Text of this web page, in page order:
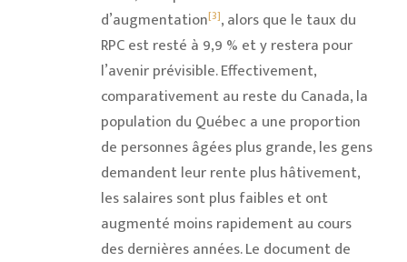
d’augmentation[3], alors que le taux du
RPC est resté à 9,9 % et y restera pour
l’avenir prévisible. Effectivement,
comparativement au reste du Canada, la
population du Québec a une proportion
de personnes âgées plus grande, les gens
demandent leur rente plus hâtivement,
les salaires sont plus faibles et ont
augmenté moins rapidement au cours
des dernières années. Le document de